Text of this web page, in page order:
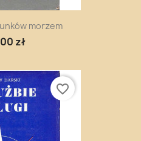
morzem
zł
favorite_border